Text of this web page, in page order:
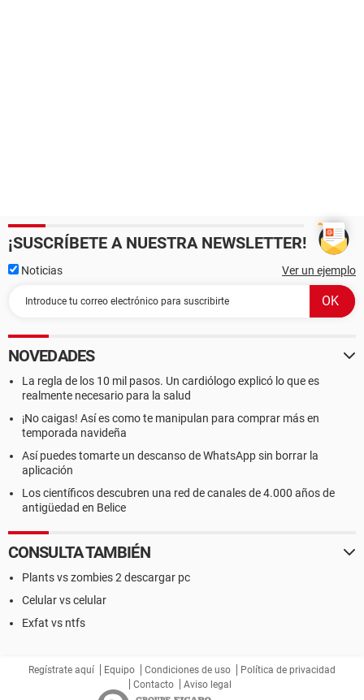
¡SUSCRÍBETE A NUESTRA NEWSLETTER!
Noticias Ver un ejemplo
NOVEDADES
La regla de los 10 mil pasos. Un cardiólogo explicó lo que es
realmente necesario para la salud
¡No caigas! Así es como te manipulan para comprar más en
temporada navideña
Así puedes tomarte un descanso de WhatsApp sin borrar la
aplicación
Los científicos descubren una red de canales de 4.000 años de
antigüedad en Belice
CONSULTA TAMBIÉN
Plants vs zombies 2 descargar pc
Celular vs celular
Exfat vs ntfs
Regístrate aquí Equipo Condiciones de uso
Política de privacidad
Contacto
Aviso legal